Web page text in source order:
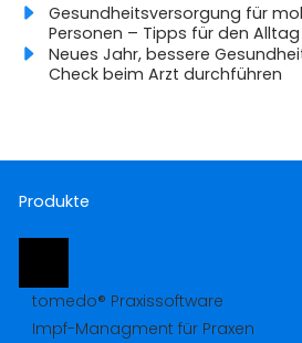
Gesundheitsversorgung für
Personen – Tipps für den Alltag
Neues Jahr, bessere
Check beim Arzt durchführen
Produkte
tomedo® Praxissoftware
Impf-Managment für Praxen